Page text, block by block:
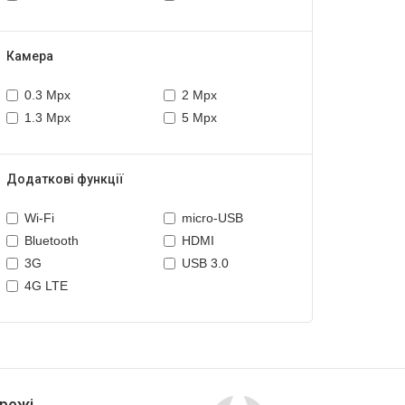
Камера
0.3 Mpx
1.3 Mpx
2 Mpx
5 Mpx
Додаткові функції
Wi-Fi
Bluetooth
3G
4G LTE
micro-USB
HDMI
USB 3.0